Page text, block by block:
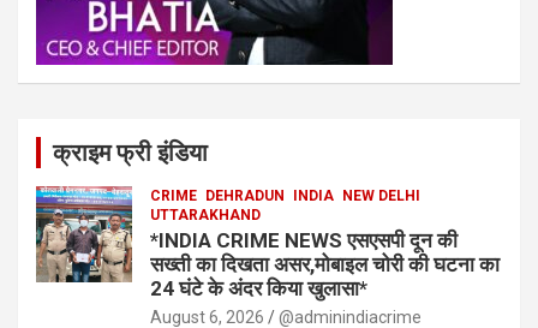
क्राइम फ्री इंडिया
CRIME DEHRADUN INDIA NEW DELHI
UTTARAKHAND
*INDIA CRIME NEWS एसएसपी दून की
सख्ती का दिखता असर,मोबाइल चोरी की घटना का
24 घंटे के अंदर किया खुलासा*
August 6, 2026 @adminindiacrime